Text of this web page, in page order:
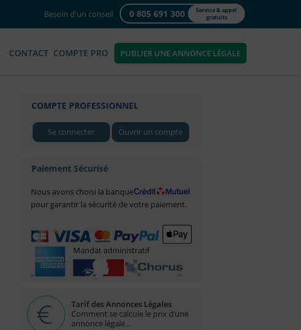
Besoin d'un conseil 0 805 691 300
Service & appel
gratuits
CONTACT COMPTE PRO PUBLIER UNE ANNONCE LÉGALE
COMPTE PROFESSIONNEL
Se connecter Ouvrir un compte
Paiement Sécurisé
Nous avons choisi la banque
pour garantir la sécurité de votre paiement.
Mandat administratif
Tarif des Annonces Légales
Comment se calcule le prix d’une
annonce légale...